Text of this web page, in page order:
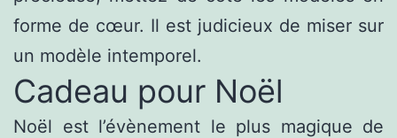
forme de cœur. Il est judicieux de miser sur
un modèle intemporel.
Cadeau pour Noël
Noël est l’évènement le plus magique de